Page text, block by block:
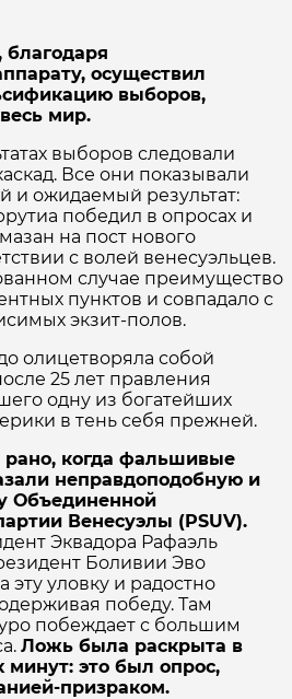
осуществил
выборов,
мир.
выборов следовали
Все они показывали
и ожидаемый результат:
победил в опросах и
на пост нового
с волей венесуэльцев.
случае преимущество
пунктов и совпадало с
экзит-полов.
олицетворяла собой
25 лет правления
одну из богатейших
в тень себя прежней.
рано, когда фальшивые
неправдоподобную и
Объединенной
Венесуэлы (PSUV).
Эквадора Рафаэль
Боливии Эво
эту уловку и радостно
победу. Там
побеждает с большим
Ложь была раскрыта в
минут: это был опрос,
призраком.